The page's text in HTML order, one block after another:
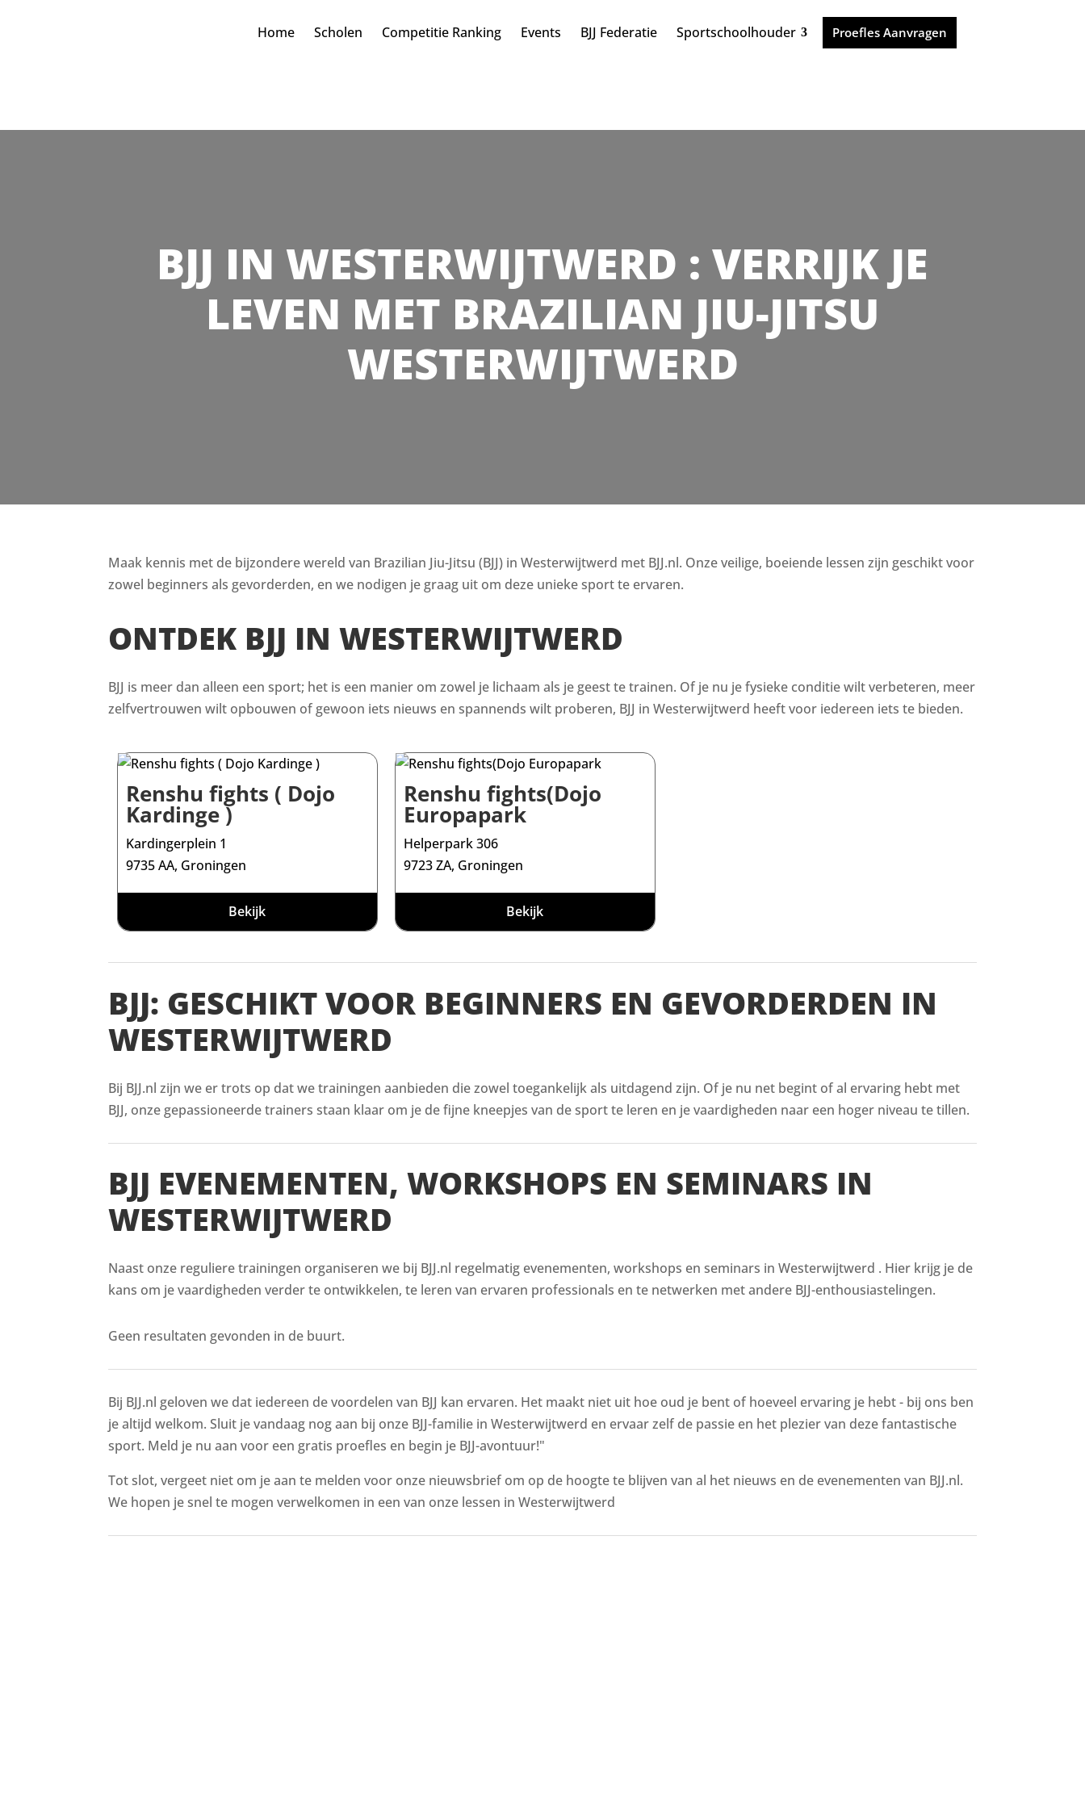
Home Scholen Competitie Ranking Events BJJ Federatie Sportschoolhouder Proefles Aanvragen
BJJ IN WESTERWIJTWERD : VERRIJK JE
LEVEN MET BRAZILIAN JIU-JITSU
WESTERWIJTWERD
Maak kennis met de bijzondere wereld van Brazilian Jiu-Jitsu (BJJ) in Westerwijtwerd met BJJ.nl. Onze veilige, boeiende lessen zijn geschikt voor
zowel beginners als gevorderden, en we nodigen je graag uit om deze unieke sport te ervaren.
ONTDEK BJJ IN WESTERWIJTWERD
BJJ is meer dan alleen een sport; het is een manier om zowel je lichaam als je geest te trainen. Of je nu je fysieke conditie wilt verbeteren, meer
zelfvertrouwen wilt opbouwen of gewoon iets nieuws en spannends wilt proberen, BJJ in Westerwijtwerd heeft voor iedereen iets te bieden.
Renshu fights ( Dojo
Kardinge )
Kardingerplein 1
9735 AA, Groningen
Bekijk
Renshu fights(Dojo
Europapark
Helperpark 306
9723 ZA, Groningen
Bekijk
BJJ: GESCHIKT VOOR BEGINNERS EN GEVORDERDEN IN
WESTERWIJTWERD
Bij BJJ.nl zijn we er trots op dat we trainingen aanbieden die zowel toegankelijk als uitdagend zijn. Of je nu net begint of al ervaring hebt met
BJJ, onze gepassioneerde trainers staan klaar om je de fijne kneepjes van de sport te leren en je vaardigheden naar een hoger niveau te tillen.
BJJ EVENEMENTEN, WORKSHOPS EN SEMINARS IN
WESTERWIJTWERD
Naast onze reguliere trainingen organiseren we bij BJJ.nl regelmatig evenementen, workshops en seminars in Westerwijtwerd . Hier krijg je de
kans om je vaardigheden verder te ontwikkelen, te leren van ervaren professionals en te netwerken met andere BJJ-enthousiastelingen.
Geen resultaten gevonden in de buurt.
Bij BJJ.nl geloven we dat iedereen de voordelen van BJJ kan ervaren. Het maakt niet uit hoe oud je bent of hoeveel ervaring je hebt - bij ons ben
je altijd welkom. Sluit je vandaag nog aan bij onze BJJ-familie in Westerwijtwerd en ervaar zelf de passie en het plezier van deze fantastische
sport. Meld je nu aan voor een gratis proefles en begin je BJJ-avontuur!"
Tot slot, vergeet niet om je aan te melden voor onze nieuwsbrief om op de hoogte te blijven van al het nieuws en de evenementen van BJJ.nl.
We hopen je snel te mogen verwelkomen in een van onze lessen in Westerwijtwerd